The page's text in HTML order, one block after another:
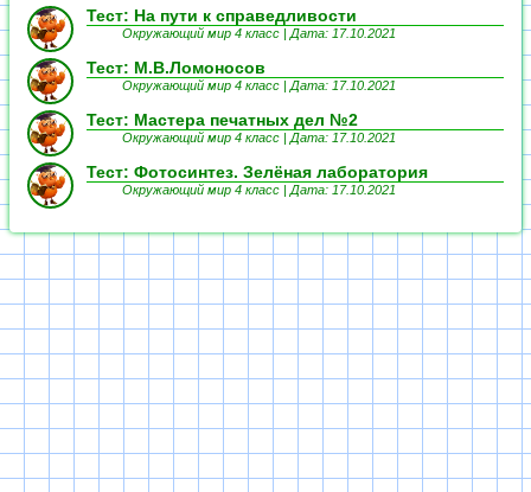
Тест: На пути к справедливости
Окружающий мир 4 класс | Дата: 17.10.2021
Тест: М.В.Ломоносов
Окружающий мир 4 класс | Дата: 17.10.2021
Тест: Мастера печатных дел №2
Окружающий мир 4 класс | Дата: 17.10.2021
Тест: Фотосинтез. Зелёная лаборатория
Окружающий мир 4 класс | Дата: 17.10.2021